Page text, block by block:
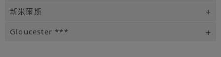
新米爾斯
Gloucester ***